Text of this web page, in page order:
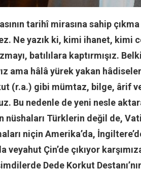
tarihî mirasına sahip
Ne yazık ki, kimi ihanet, kimi
batılılara kaptırmışız.
ama hâlâ yürek yakan
(r.a.) gibi mümtaz, bilge, ârif
Bu nedenle de yeni nesle
nüshaları Türklerin değil de,
niçin Amerika’da,
veyahut Çin’de çıkıyor
Dede Korkut